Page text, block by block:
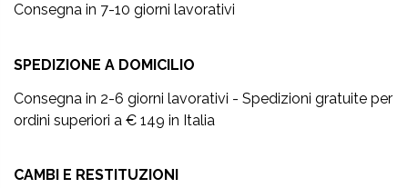
Consegna in 7-10 giorni lavorativi
SPEDIZIONE A DOMICILIO
Consegna in 2-6 giorni lavorativi - Spedizioni gratuite per
ordini superiori a € 149 in Italia
CAMBI E RESTITUZIONI